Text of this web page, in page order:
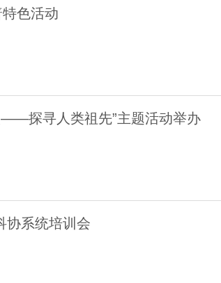
色活动
——探寻人类祖先”主题活动举办
协系统培训会